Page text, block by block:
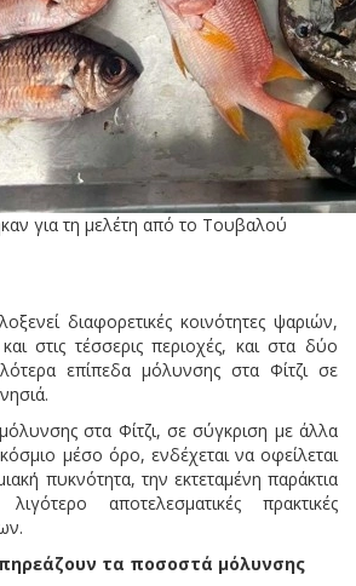
για τη μελέτη από το Τουβαλού
διαφορετικές κοινότητες ψαριών,
στις τέσσερις περιοχές, και στα δύο
επίπεδα μόλυνσης στα Φίτζι σε
στα Φίτζι, σε σύγκριση με άλλα
μέσο όρο, ενδέχεται να οφείλεται
πυκνότητα, την εκτεταμένη παράκτια
αποτελεσματικές πρακτικές
τα ποσοστά μόλυνσης